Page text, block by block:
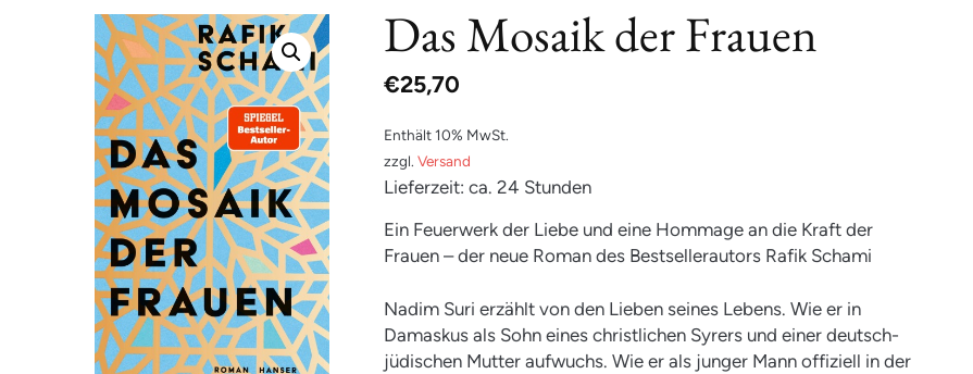
Das Mosaik der Frauen
€25,70
Enthält 10% MwSt.
zzgl. Versand
Lieferzeit: ca. 24 Stunden
Ein Feuerwerk der Liebe und eine Hommage an die Kraft der
Frauen – der neue Roman des Bestsellerautors Rafik Schami
Nadim Suri erzählt von den Lieben seines Lebens. Wie er in
Damaskus als Sohn eines christlichen Syrers und einer deutsch-
jüdischen Mutter aufwuchs. Wie er als junger Mann offiziell in der